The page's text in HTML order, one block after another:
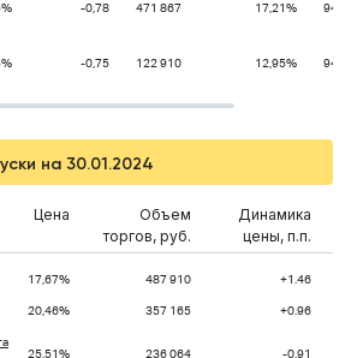
-0,78 471 867 17,21%
-0,75 122 910 12,95%
на 30.01.2024
Цена
Объем
торгов, руб.
Динамика
цены, п.п.
17,67% 487 910 +1.46
20,46% 357 165 +0.96
25,51% 236 064 -0,91